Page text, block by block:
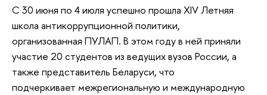
С 30 июня по 4 июля успешно прошла XIV Летняя
школа антикоррупционной политики,
организованная ПУЛАП. В этом году в ней приняли
участие 20 студентов из ведущих вузов России, а
также представитель Беларуси, что
подчеркивает межрегиональную и международную